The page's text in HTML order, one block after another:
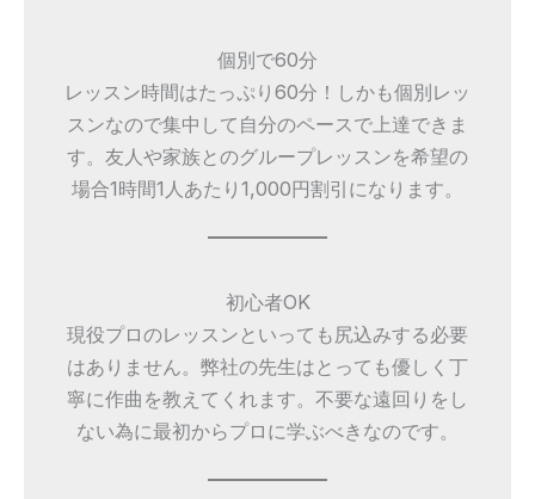
個別で60分
レッスン時間はたっぷり60分！しかも個別レッ
スンなので集中して自分のペースで上達できま
す。友人や家族とのグループレッスンを希望の
場合1時間1人あたり1,000円割引になります。
初心者OK
現役プロのレッスンといっても尻込みする必要
はありません。弊社の先生はとっても優しく丁
寧に作曲を教えてくれます。不要な遠回りをし
ない為に最初からプロに学ぶべきなのです。